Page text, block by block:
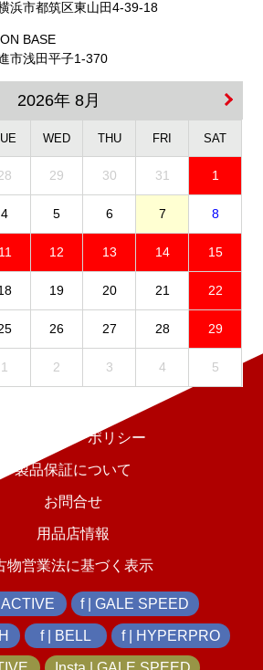
浜市都筑区東山田4-39-18
BASE
市浅田平子1-370
2026年 8月
WED THU FRI SAT
29 30 31 1
4 5 6 7 8
11 12 13 14 15
19 20 21 22
26 27 28 29
1 2 3 4 5
プライバシーポリシー
製品保証について
お問合せ
用品店情報
物営業法に基づく表示
ACTIVE f | GALE SPEED
f | BELL f | HYPERPRO